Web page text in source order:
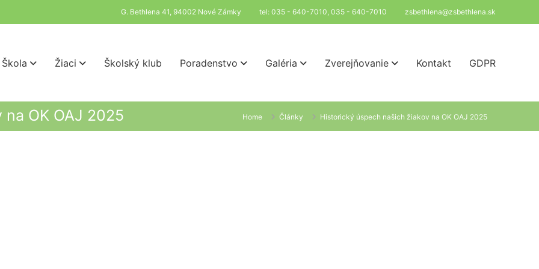
G. Bethlena 41, 94002 Nové Zámky tel: 035 - 640-7010, 035 - 640-7010 zsbethlena@zsbethlena.sk
Škola Žiaci Školský klub Poradenstvo Galéria Zverejňovanie Kontakt GDPR
OK OAJ 2025 Home Články Historický úspech našich žiakov na OK OAJ 2025